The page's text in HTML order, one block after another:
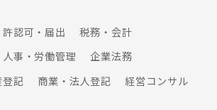
許認可・届出
税務・会計
人事・労働管理
企業法務
記 商業・法人登記 経営コンサル